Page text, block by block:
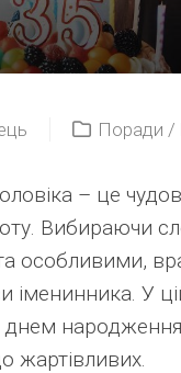
Поради /
– це
Вибираючи
особливими,
іменинника. У
днем
жартівливих.